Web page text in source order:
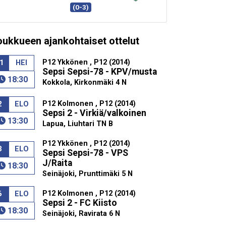
(0-3)
ajankohtaiset ottelut
HEI
18:30
P12 Ykkönen , P12 (2014)
Sepsi Sepsi-78 - KPV/musta
Kokkola, Kirkonmäki 4 N
ELO
13:30
P12 Kolmonen , P12 (2014)
Sepsi 2 - Virkiä/valkoinen
Lapua, Liuhtari TN B
ELO
18:30
P12 Ykkönen , P12 (2014)
Sepsi Sepsi-78 - VPS
J/Raita
Seinäjoki, Prunttimäki 5 N
ELO
18:30
P12 Kolmonen , P12 (2014)
Sepsi 2 - FC Kiisto
Seinäjoki, Ravirata 6 N